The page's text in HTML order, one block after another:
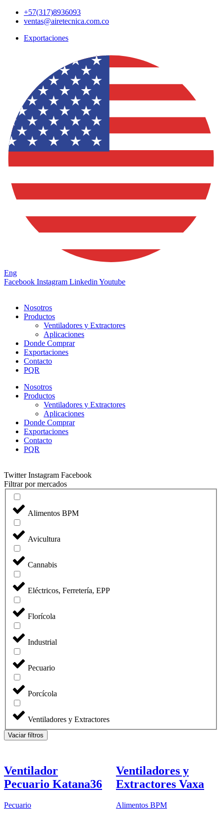
+57(317)8936093
ventas@airetecnica.com.co
Exportaciones
Eng
Facebook Instagram Linkedin Youtube
Nosotros
Productos
Ventiladores y Extractores
Aplicaciones
Donde Comprar
Exportaciones
Contacto
PQR
Nosotros
Productos
Ventiladores y Extractores
Aplicaciones
Donde Comprar
Exportaciones
Contacto
PQR
Twitter Instagram Facebook
Filtrar por mercados
Alimentos BPM
Avicultura
Cannabis
Eléctricos, Ferretería, EPP
Florícola
Industrial
Pecuario
Porcícola
Ventiladores y Extractores
Vaciar filtros
Ventilador
Pecuario Katana36
Pecuario
Ventiladores y
Extractores Vaxa
Alimentos BPM